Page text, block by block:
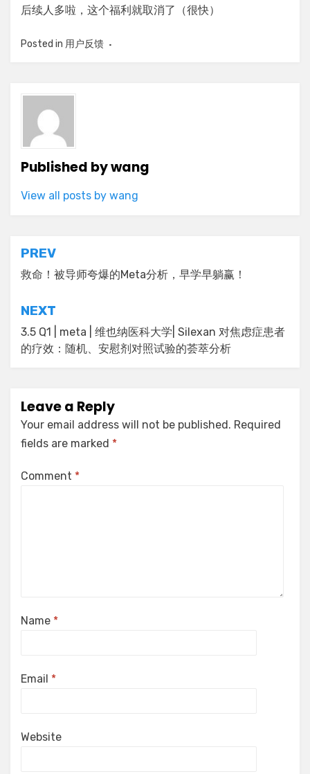
后续人多啦，这个福利就取消了（很快）
Posted in 用户反馈
Published bywang
View all posts by wang
Post
navigation
PREV
救命！被导师夸爆的Meta分析，早学早躺赢！
NEXT
3.5 Q1 | meta | 维也纳医科大学| Silexan 对焦虑症患者
的疗效：随机、安慰剂对照试验的荟萃分析
Leave a Reply
Your email address will not be published. Required
fields are marked *
Comment *
Name *
Email *
Website